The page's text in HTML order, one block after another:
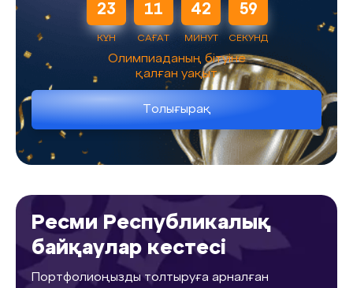
23
КҮН
11
САҒАТ
42
МИНУТ
59
СЕКУНД
Олимпиаданың бітуіне
қалған уақыт
Толығырақ
Ресми Республикалық
байқаулар кестесі
Портфолиоңызды толтыруға арналған